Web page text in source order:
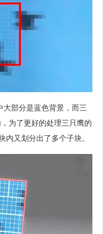
大部分是蓝色背景，而三
为了更好的处理三只鹰的
内又划分出了多个子块。